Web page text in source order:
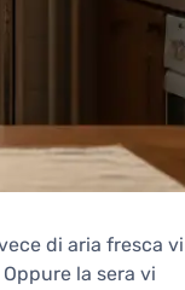
di aria fresca vi
la sera vi